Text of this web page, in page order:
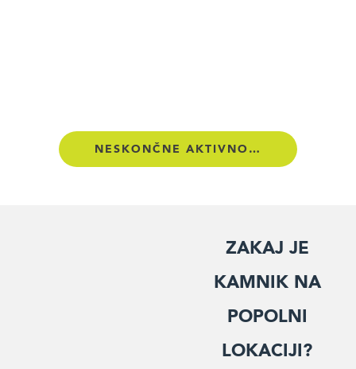
NESKONČNE AKTIVNOSTI
Zakaj je
Kamnik na
popolni
lokaciji?